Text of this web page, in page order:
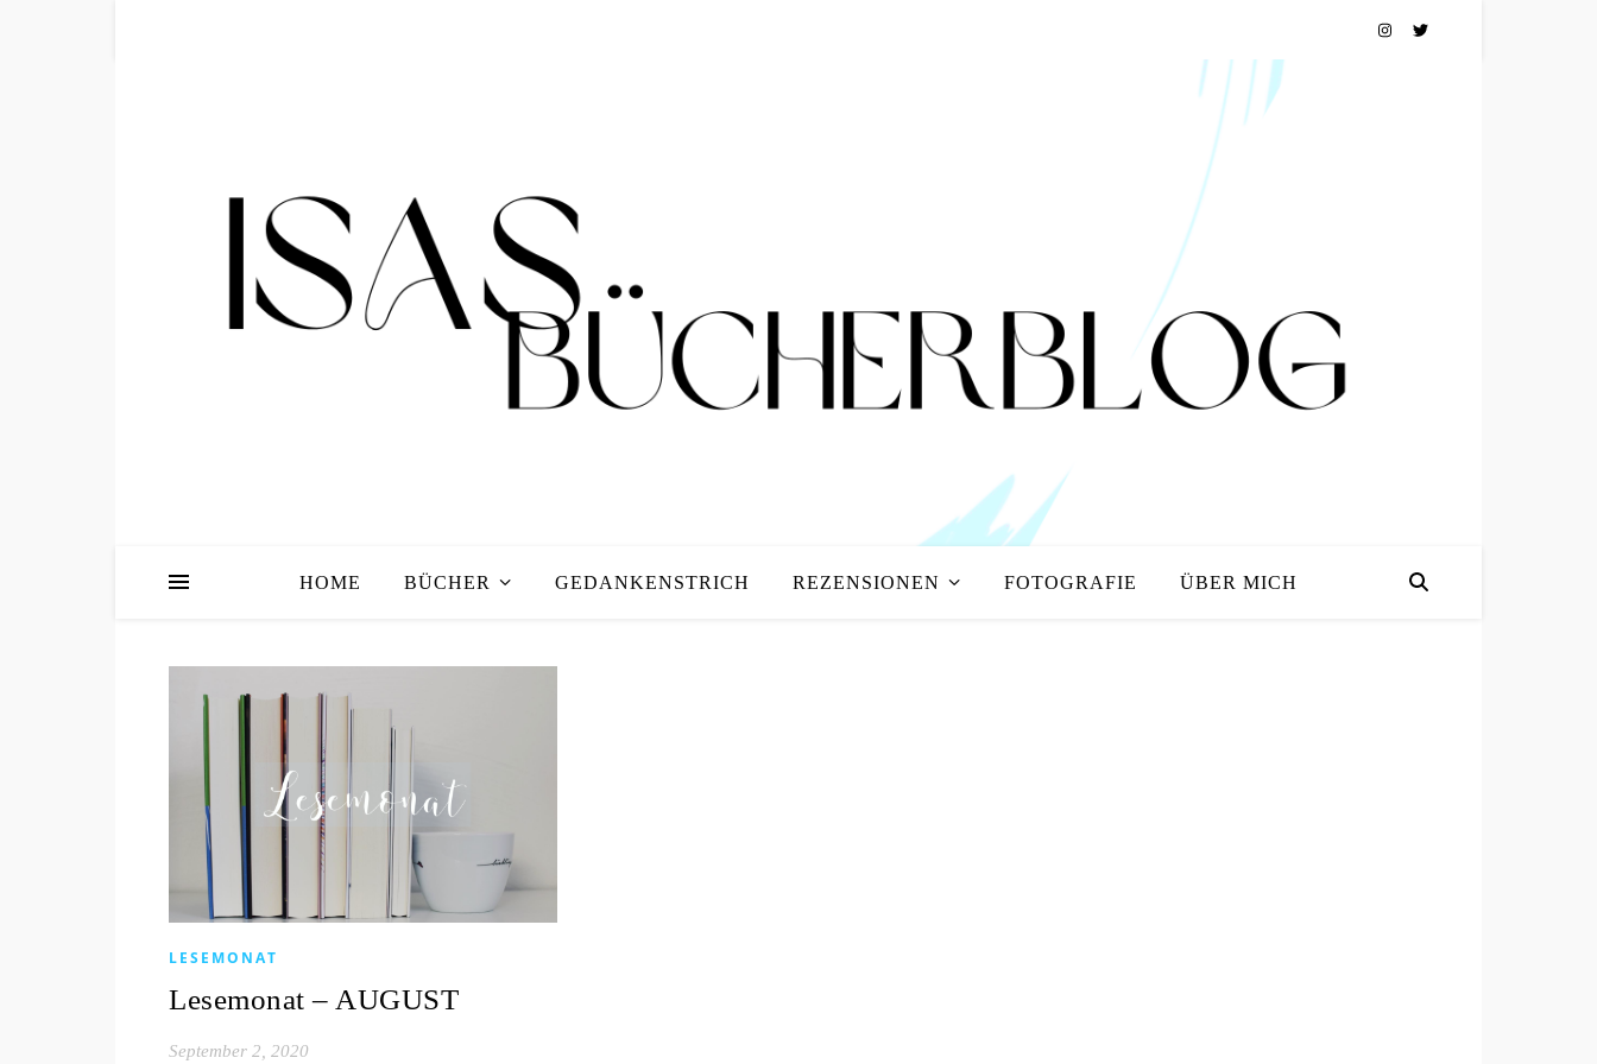
HOME BÜCHER GEDANKENSTRICH REZENSIONEN FOTOGRAFIE ÜBER MICH
LESEMONAT
Lesemonat – AUGUST
September 2, 2020